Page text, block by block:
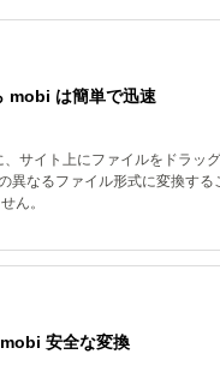
mobi は簡単で迅速
サイト上にファイルをドラッ
異なるファイル形式に変換する
ん。
安全な変換